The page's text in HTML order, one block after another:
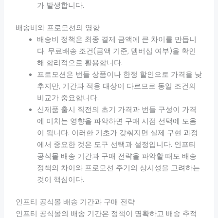
가 발생합니다.
배송비와 프로모션의 영향
배송비 정책은 최종 결제 금액에 큰 차이를 만듭니
다. 무료배송 조건(금액 기준, 멤버십 여부)을 확인
해 합리적으로 활용합니다.
프로모션은 번들 상품이나 한정 할인으로 가격을 낮
추지만, 기간과 적용 대상이 다르므로 동일 조건의
비교가 중요합니다.
신제품 출시 직전의 초기 가격과 번들 구성이 가격
에 미치는 영향을 파악하면 구매 시점 선택에 도움
이 됩니다. 이러한 기초가 갖춰지면 실제 구현 과정
에서 중요한 것은 도구 선택과 설정입니다. 인프티
공식몰 배송 기간과 구매 전략을 파악할 때도 배송
정책의 차이와 프로모션 주기의 상시성을 고려하는
것이 핵심이다.
인프티 공식몰 배송 기간과 구매 전략
인프티 공식몰의 배송 기간은 정책이 명확하고 배송 추적